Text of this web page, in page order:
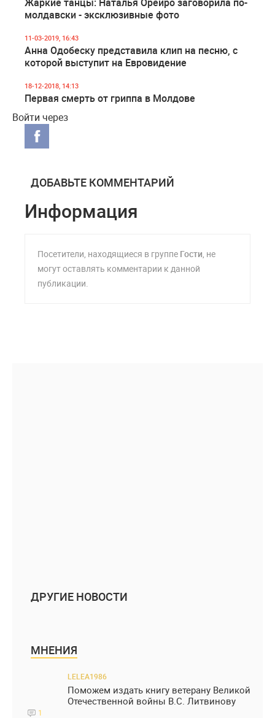
молдавски - эксклюзивные фото
11-03-2019, 16:43
Анна Одобеску представила клип на песню, с
которой выступит на Евровидение
18-12-2018, 14:13
Первая смерть от гриппа в Молдове
Войти через
ДОБАВЬТЕ КОММЕНТАРИЙ
Информация
Посетители, находящиеся в группе Гости, не
могут оставлять комментарии к данной
публикации.
ДРУГИЕ НОВОСТИ
МНЕНИЯ
LELEA1986
Поможем издать книгу ветерану Великой
Отечественной войны В.С. Литвинову
1